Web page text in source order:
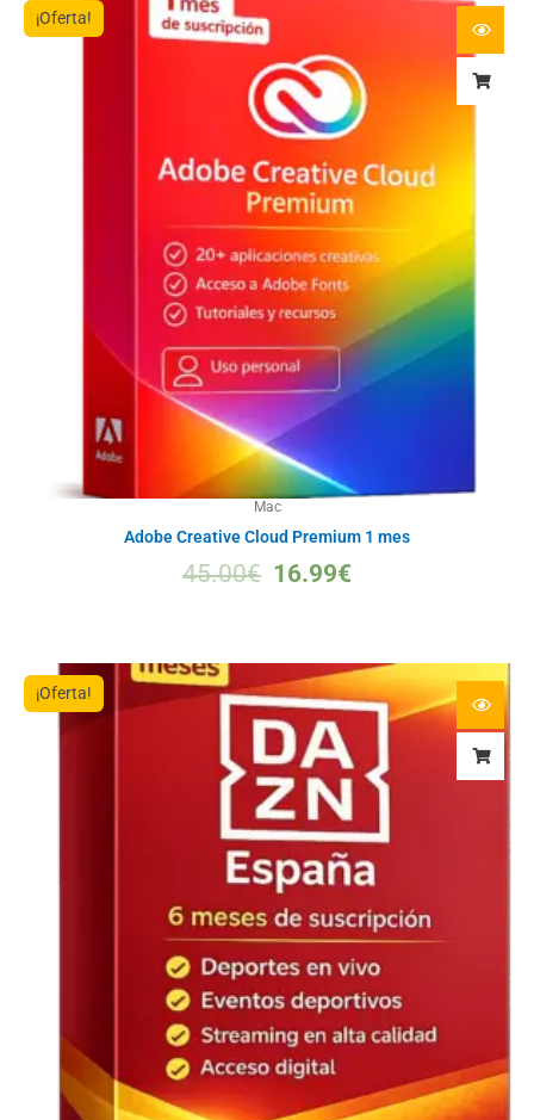
¡Oferta!
Mac
Adobe Creative Cloud Premium 1 mes
45.00€ 16.99€
¡Oferta!